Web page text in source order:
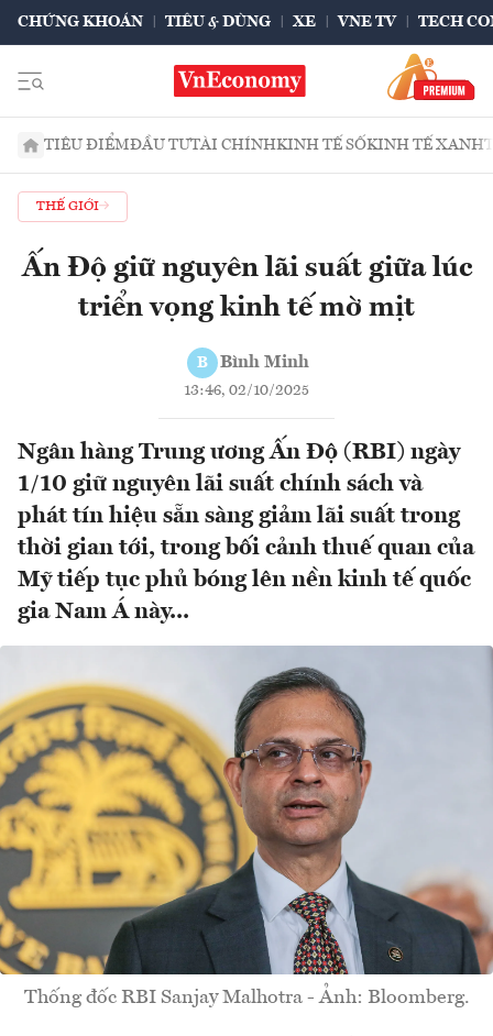
CHỨNG KHOÁN TIÊU & DÙNG XE VNE TV TECH
TIÊU ĐIỂMĐẦU TƯTÀI CHÍNHKINH TẾ SỐKINH TẾ XANH
THẾ GIỚI
Ấn Độ giữ nguyên lãi suất giữa lúc
triển vọng kinh tế mờ mịt
B Bình Minh
13:46, 02/10/2025
Ngân hàng Trung ương Ấn Độ (RBI) ngày
1/10 giữ nguyên lãi suất chính sách và
phát tín hiệu sẵn sàng giảm lãi suất trong
thời gian tới, trong bối cảnh thuế quan của
Mỹ tiếp tục phủ bóng lên nền kinh tế quốc
gia Nam Á này...
Thống đốc RBI Sanjay Malhotra - Ảnh: Bloomberg.